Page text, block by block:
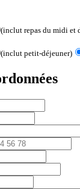
(inclut repas du midi et
(inclut petit-déjeuner)